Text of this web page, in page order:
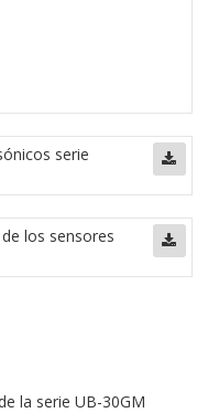
serie
los sensores
la serie UB-30GM